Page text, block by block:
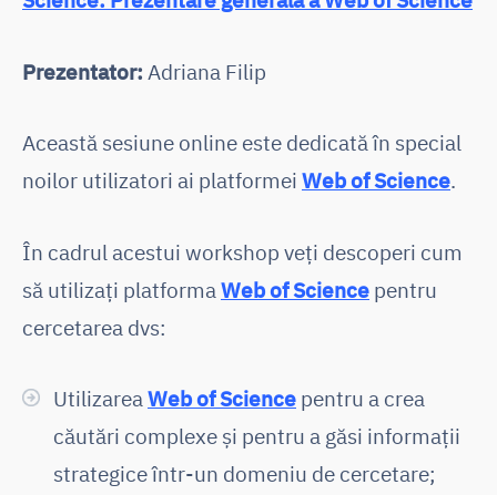
Prezentator: Adriana Filip
Această sesiune online este dedicată în special
noilor utilizatori ai platformei Web of Science.
În cadrul acestui workshop veți descoperi cum
să utilizați platforma Web of Science pentru
cercetarea dvs:
Utilizarea Web of Science pentru a crea
căutări complexe și pentru a găsi informații
strategice într-un domeniu de cercetare;